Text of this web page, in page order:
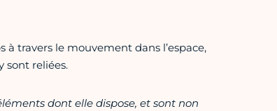
travers le mouvement dans l’espace,
sont reliées.
dont elle dispose, et sont non